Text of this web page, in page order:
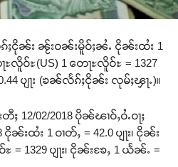
ႈငိုၼ်း ၼႂ်းဝၼ်းမိူဝ်ႈၼႆႉ ငိုၼ်းထႆး 1
ႃႊလိူဝ်ႊ(US) 1 တေႃႊလိူဝ်ႊ = 1327
ပျႃး (ၶၼ်လႅၵ်ႈငိုၼ်း လုမ်ႈၾႃႉ)။
12/02/2018 ပိုၼ်ၽၢဝ်ႇဝႆႉဝႃႈ
ၼ်းထႆး 1 ဝၢတ်ႇ = 42.0 ပျႃး၊ ငိုၼ်း
1329 ပျႃး၊ ငိုၼ်းၶႄႇ 1 ယႅၼ်ႉ =